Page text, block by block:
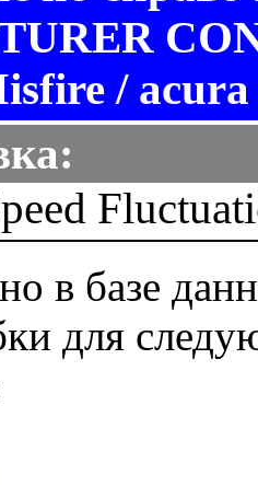
/ acura
в базе
для